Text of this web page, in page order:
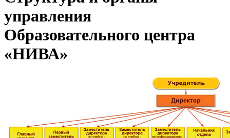
управления
Образовательного центра
«НИВА»